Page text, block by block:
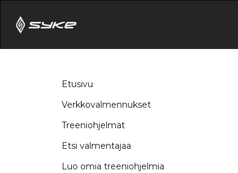
Etusivu
Verkkovalmennukset
Treeniohjelmat
Etsi valmentajaa
Luo omia treeniohjelmia